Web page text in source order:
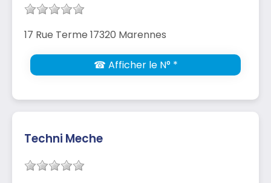
17 Rue Terme 17320 Marennes
☎ Afficher le N° *
Techni Meche